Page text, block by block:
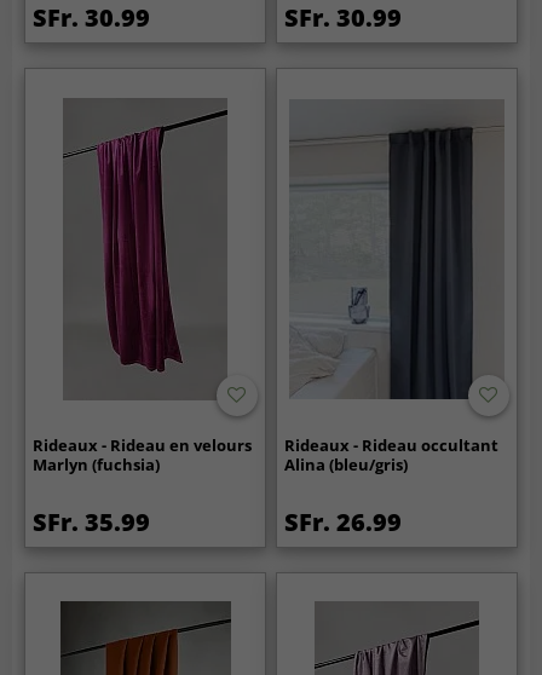
SFr. 30.99 SFr. 30.99
Rideaux - Rideau en velours
Marlyn (fuchsia)
SFr. 35.99
Rideaux - Rideau occultant
Alina (bleu/gris)
SFr. 26.99